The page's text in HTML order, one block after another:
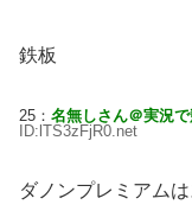
鉄板
25： 名無しさん＠実況
ID:lTS3zFjR0.net
ダノンプレミアム